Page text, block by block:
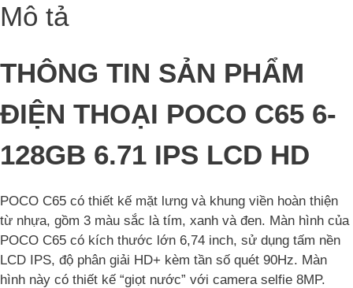
lượng
Mô tả
THÔNG TIN SẢN PHẨM
ĐIỆN THOẠI POCO C65 6-
128GB 6.71 IPS LCD HD
POCO C65 có thiết kế mặt lưng và khung viền hoàn thiện
từ nhựa, gồm 3 màu sắc là tím, xanh và đen. Màn hình của
POCO C65 có kích thước lớn 6,74 inch, sử dụng tấm nền
LCD IPS, độ phân giải HD+ kèm tần số quét 90Hz. Màn
hình này có thiết kế “giọt nước” với camera selfie 8MP.